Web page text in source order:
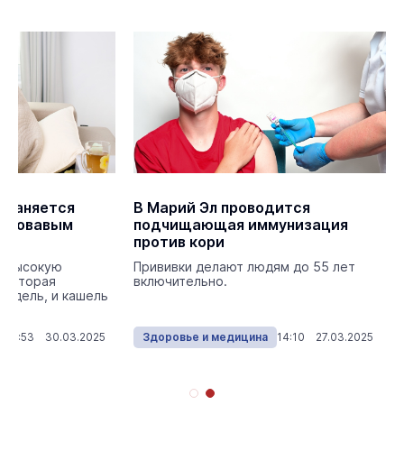
высокую
и кашель
17:53 30.03.2025
В Марий Эл проводится
подчищающая иммунизация
против кори
Прививки делают людям до 55 лет
включительно.
Здоровье и медицина 14:10 27.03.2025